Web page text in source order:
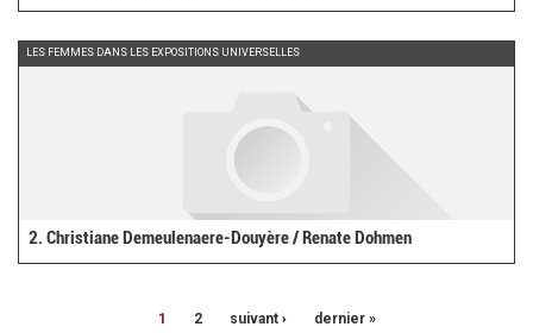
LES FEMMES DANS LES EXPOSITIONS UNIVERSELLES
2. Christiane Demeulenaere-Douyère / Renate Dohmen
1 2 suivant › dernier »